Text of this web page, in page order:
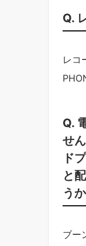
Q.
レコ
Q.
せ
ド
と
う
ブー